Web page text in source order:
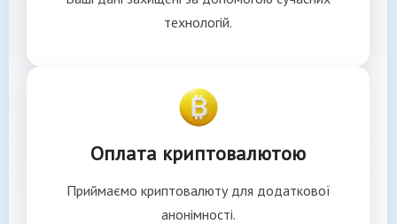
технологій.
Оплата криптовалютою
Приймаємо криптовалюту для додаткової
анонімності.